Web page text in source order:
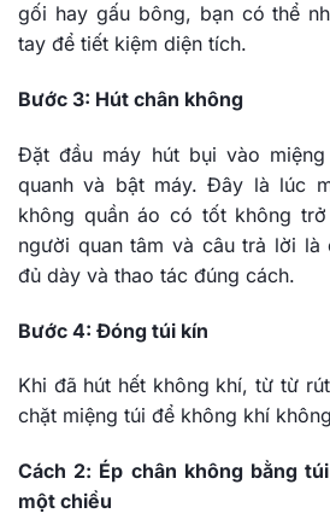
gối hay gấu bông, bạn có thể
tay để tiết kiệm diện tích.
Bước 3: Hút chân không
Đặt đầu máy hút bụi vào
quanh và bật máy. Đây là lúc
không quần áo có tốt không
người quan tâm và câu trả lời là
đủ dày và thao tác đúng cách.
Bước 4: Đóng túi kín
Khi đã hút hết không khí, từ từ
chặt miệng túi để không khí
Cách 2: Ép chân không bằng
một chiều